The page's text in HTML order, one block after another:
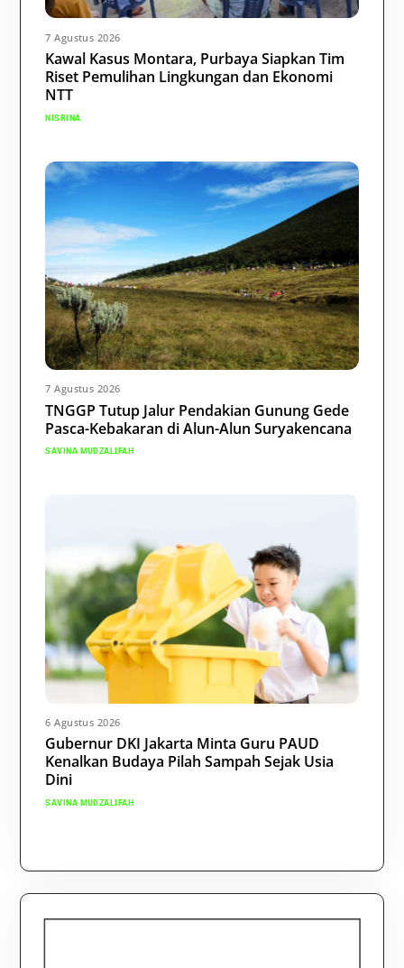
7 Agustus 2026
Kawal Kasus Montara, Purbaya Siapkan Tim
Riset Pemulihan Lingkungan dan Ekonomi
NTT
NISRINA
7 Agustus 2026
TNGGP Tutup Jalur Pendakian Gunung Gede
Pasca-Kebakaran di Alun-Alun Suryakencana
SAVINA MUDZALIFAH
6 Agustus 2026
Gubernur DKI Jakarta Minta Guru PAUD
Kenalkan Budaya Pilah Sampah Sejak Usia
Dini
SAVINA MUDZALIFAH